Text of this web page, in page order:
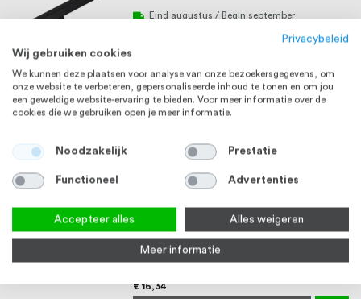
Eind augustus / Begin september
Huisnummer RVS 15 cm
€ 12,95
Bekijk product
RVS 304
RVS Buis 26,9 x 2,0 mm RVS304 K320
Waardering:
100%
2reviews
€ 16,34
Privacybeleid
Wij gebruiken cookies
We kunnen deze plaatsen voor analyse van onze bezoekersgegevens, om
onze website te verbeteren, gepersonaliseerde inhoud te tonen en om jou
een geweldige website-ervaring te bieden. Voor meer informatie over de
cookies die we gebruiken open je meer informatie.
Noodzakelijk Prestatie
Functioneel Advertenties
Accepteer alles Alles weigeren
Meer informatie